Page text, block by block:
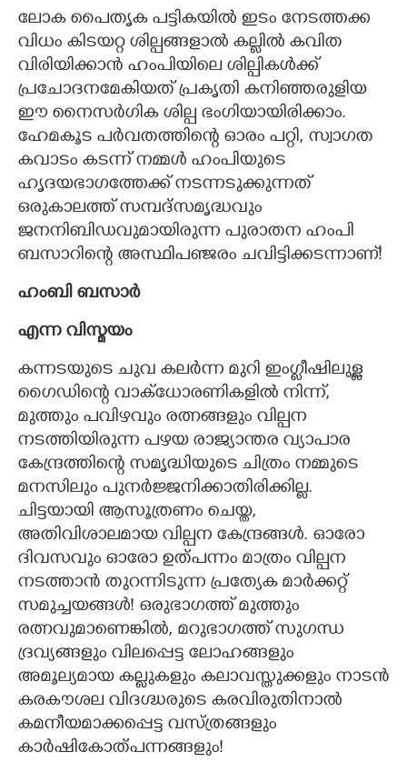
ലോക പൈതൃക പട്ടികയിൽ ഇടം നേടത്തക്ക
വിധം കിടയറ്റ ശില്പങ്ങളാൽ കല്ലിൽ കവിത
വിരിയിക്കാൻ ഹംപിയിലെ ശില്പികൾക്ക്
പ്രചോദനമേകിയത് പ്രകൃതി കനിഞ്ഞരുളിയ
ഈ നൈസർഗിക ശില്പ ഭംഗിയായിരിക്കാം.
ഹേമകൂട പർവതത്തിന്റെ ഓരം പറ്റി, സ്വാഗത
കവാടം കടന്ന് നമ്മൾ ഹംപിയുടെ
ഹൃദയഭാഗത്തേക്ക് നടന്നടുക്കുന്നത്
ഒരുകാലത്ത് സമ്പദ്സമൃദ്ധവും
ജനനിബിഡവുമായിരുന്ന പുരാതന ഹംപി
ബസാറിന്റെ അസ്ഥിപഞ്ജരം ചവിട്ടിക്കടന്നാണ്!
ഹംബി ബസാർ
എന്ന വിസ്മയം
കന്നടയുടെ ചുവ കലർന്ന മുറി ഇംഗ്ലീഷിലുള്ള
ഗൈഡിന്റെ വാക്ധോരണികളിൽ നിന്ന്,
മുത്തും പവിഴവും രത്നങ്ങളും വില്പന
നടത്തിയിരുന്ന പഴയ രാജ്യാന്തര വ്യാപാര
കേന്ദ്രത്തിന്റെ സമൃദ്ധിയുടെ ചിത്രം നമ്മുടെ
മനസിലും പുനർജ്ജനിക്കാതിരിക്കില്ല.
ചിട്ടയായി ആസൂത്രണം ചെയ്ത,​
അതിവിശാലമായ വില്പന കേന്ദ്രങ്ങൾ. ഓരോ
ദിവസവും ഓരോ ഉത്പന്നം മാത്രം വില്പന
നടത്താൻ തുറന്നിടുന്ന പ്രത്യേക മാർക്കറ്റ്
സമുച്ചയങ്ങൾ! ഒരുഭാഗത്ത് മുത്തും
രത്നവുമാണെങ്കിൽ,​ മറുഭാഗത്ത് സുഗന്ധ
ദ്രവ്യങ്ങളും വിലപ്പെട്ട ലോഹങ്ങളും
അമൂല്യമായ കല്ലുകളും കലാവസ്തുക്കളും നാടൻ
കരകൗശല വിദഗ്ദ്ധരുടെ കരവിരുതിനാൽ
കമനീയമാക്കപ്പെട്ട വസ്ത്രങ്ങളും
കാർഷികോത്പന്നങ്ങളും!